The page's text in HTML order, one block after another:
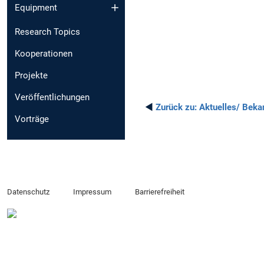
Equipment
Research Topics
Kooperationen
Projekte
Veröffentlichungen
Vorträge
◄ Zurück zu: Aktuelles/
Datenschutz Impressum Barrierefreiheit